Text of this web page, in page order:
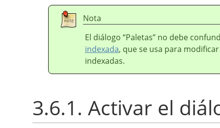
Nota
El diálogo “Paletas” no debe
indexada, que se usa para
indexadas.
3.6.1. Activar el